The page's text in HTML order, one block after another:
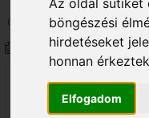
böngészési
hirdetéseket
honnan
Elfogadom
Oldalak: 1[2]Le
Szerző
Geno
209